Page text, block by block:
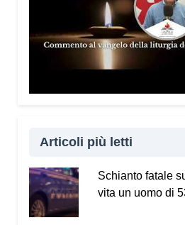
Articoli più letti
Schianto fatale
vita un uomo di